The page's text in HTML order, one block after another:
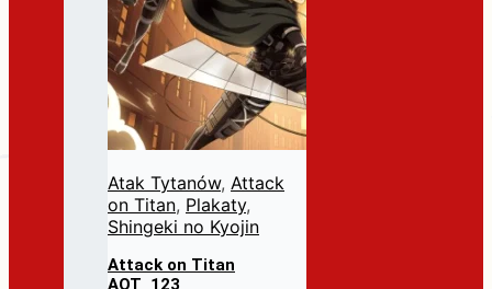
Atak Tytanów, Attack
on Titan, Plakaty,
Shingeki no Kyojin
Attack on Titan
AOT_123